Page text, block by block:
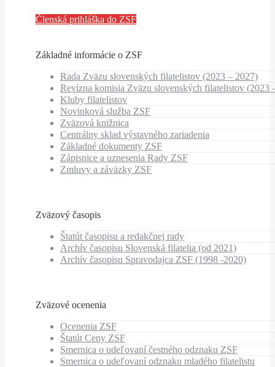
Členská prihláška do ZSF
Základné informácie o ZSF
Rada Zväzu slovenských filatelistov (2023 – 2027)
Revízna komisia Zväzu slovenských filatelistov (2023
Kluby filatelistov
Novinková služba ZSF
Zväzová knižnica
Centrálny sklad výstavného zariadenia
Základné dokumenty ZSF
Zápisnice a uznesenia Rady ZSF
Zmluvy a záväzky ZSF
Zväzový časopis
Štatút časopisu a redakčnej rady
Archív časopisu Slovenská filatelia (od 2021)
Archív časopisu Spravodajca ZSF (1998 -2020)
Zväzové ocenenia
Ocenenia ZSF
Štatút Ceny ZSF
Smernica o udeľovaní čestného odznaku ZSF
Smernica o udeľovaní odznaku mladého filatelistu